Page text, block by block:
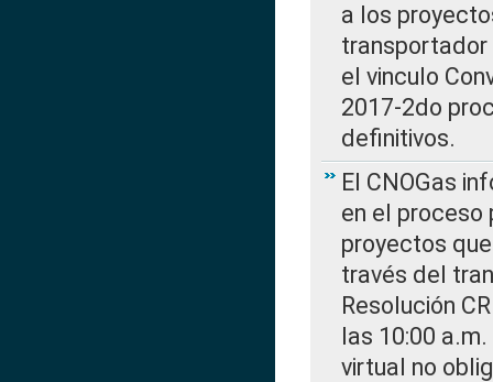
a los
transportador
el vinculo
2017-2do
definitivos.
El CNOGas
en el proceso
proyectos
través del
Resolución
las 10:00
virtual no